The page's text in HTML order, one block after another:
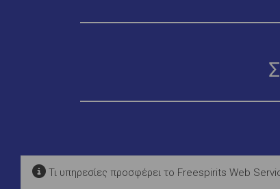
Τι υπηρεσίες προσφέρει το Freespirits Web